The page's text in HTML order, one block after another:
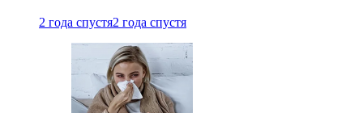
2 года спустя2 года спустя